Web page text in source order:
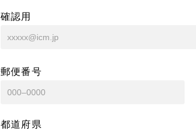
確認用
郵便番号
都道府県